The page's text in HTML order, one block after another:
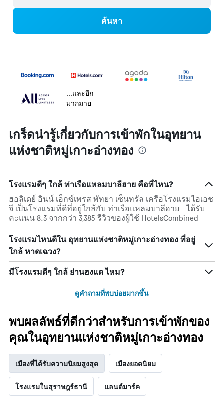
ค้นหา
...และอีก
มากมาย
เกร็ดน่ารู้เกี่ยวกับการเข้าพักในอุทยาน
แห่งชาติหมู่เกาะอ่างทอง
โรงแรมดีๆ ใกล้ ท่าเรือแหลมบาลีฮาย คือที่ไหน?
ฮอลิเดย์ อินน์ เอ็กซ์เพรส พัทยา เซ็นทรัล เครือโรงแรมไอเอช
จี เป็นโรงแรมที่ดีที่อยู่ใกล้กับ ท่าเรือแหลมบาลีฮาย - ได้รับ
คะแนน 8.3 จากกว่า 3,385 รีวิวของผู้ใช้ HotelsCombined
โรงแรมไหนดีใน อุทยานแห่งชาติหมู่เกาะอ่างทอง ที่อยู่
ใกล้ หาดเฉวง?
มีโรงแรมดีๆ ใกล้ ย่านฮงแด ไหม?
ดูคำถามที่พบบ่อยมากขึ้น
พบผลลัพธ์ที่ดีกว่าสำหรับการเข้าพักของ
คุณในอุทยานแห่งชาติหมู่เกาะอ่างทอง
เมืองที่ได้รับความนิยมสูงสุด เมืองยอดนิยม
โรงแรมในสุราษฎร์ธานี แลนด์มาร์ค